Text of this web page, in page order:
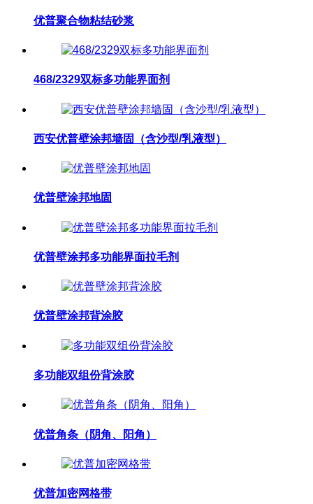
优普聚合物粘结砂浆
468/2329双标多功能界面剂
西安优普壁涂邦墙固（含沙型/乳液型）
优普壁涂邦地固
优普壁涂邦多功能界面拉毛剂
优普壁涂邦背涂胶
多功能双组份背涂胶
优普角条（阴角、阳角）
优普加密网格带